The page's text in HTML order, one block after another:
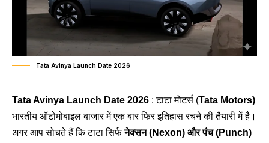
Tata Avinya Launch Date 2026
Tata Avinya Launch Date 2026 : टाटा मोटर्स (Tata Motors)
भारतीय ऑटोमोबाइल बाजार में एक बार फिर इतिहास रचने की तैयारी में है।
अगर आप सोचते हैं कि टाटा सिर्फनेक्सन (Nexon) और पंच (Punch)